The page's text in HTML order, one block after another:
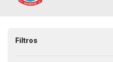
Filtros